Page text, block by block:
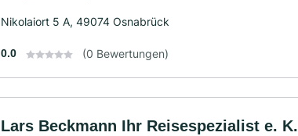
Nikolaiort 5 A, 49074 Osnabrück
0.0 (0 Bewertungen)
Lars Beckmann Ihr Reisespezialist e. K.